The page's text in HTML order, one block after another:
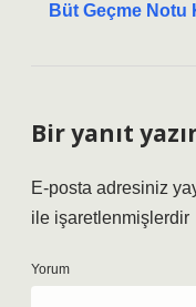
Büt Geçme Notu
Bir yanıt
E-posta adresiniz
ile işaretlenmişlerdir
Yorum